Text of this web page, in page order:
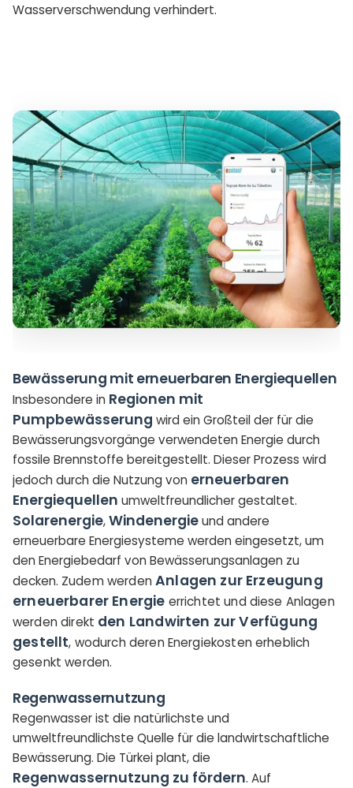
Wasserverschwendung verhindert.
Bewässerung mit erneuerbaren Energiequellen
Insbesondere in Regionen mit
Pumpbewässerung wird ein Großteil der für die
Bewässerungsvorgänge verwendeten Energie durch
fossile Brennstoffe bereitgestellt. Dieser Prozess wird
jedoch durch die Nutzung von erneuerbaren
Energiequellen umweltfreundlicher gestaltet.
Solarenergie,Windenergieund andere
erneuerbare Energiesysteme werden eingesetzt, um
den Energiebedarf von Bewässerungsanlagen zu
decken. Zudem werden Anlagen zur Erzeugung
erneuerbarer Energie errichtet und diese Anlagen
werden direkt den Landwirten zur Verfügung
gestellt, wodurch deren Energiekosten erheblich
gesenkt werden.
Regenwassernutzung
Regenwasser ist die natürlichste und
umweltfreundlichste Quelle für die landwirtschaftliche
Bewässerung. Die Türkei plant, die
Regenwassernutzung zu fördern. Auf